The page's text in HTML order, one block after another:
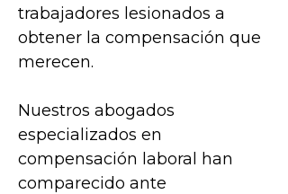
trabajadores lesionados a
obtener la compensación que
merecen.
Nuestros abogados
especializados en
compensación laboral han
comparecido ante